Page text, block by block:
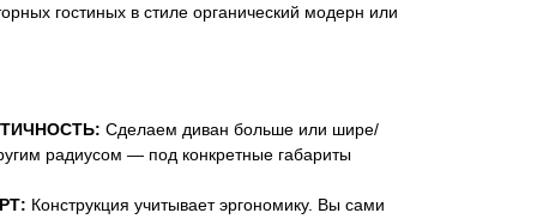
гостиных в стиле органический модерн или
Сделаем диван больше или шире/
радиусом — под конкретные габариты
Конструкция учитывает эргономику. Вы сами